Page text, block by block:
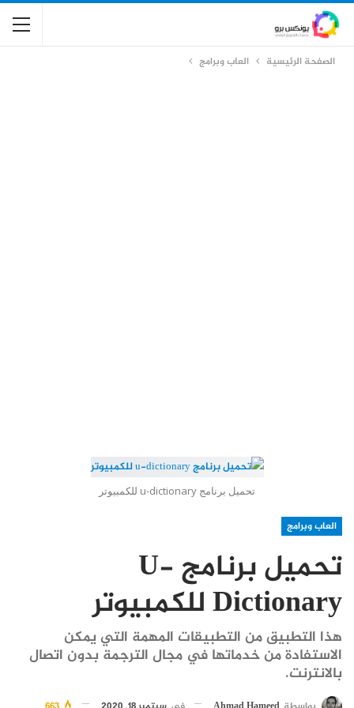
الصفحة الرئيسية العاب وبرامج
تحميل برنامج u-dictionary للكمبيوتر
العاب وبرامج
تحميل برنامج U-
Dictionary للكمبيوتر
هذا التطبيق من التطبيقات المهمة التي يمكن
الاستفادة من خدماتها في مجال الترجمة بدون اتصال
بالانترنت.